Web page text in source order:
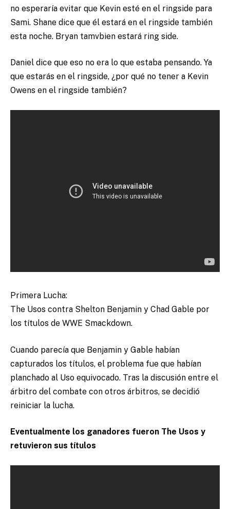
no esperaría evitar que Kevin esté en el ringside para
Sami. Shane dice que él estará en el ringside también
esta noche. Bryan tamvbien estará ring side.
Daniel dice que eso no era lo que estaba pensando. Ya
que estarás en el ringside, ¿por qué no tener a Kevin
Owens en el ringside también?
Primera Lucha:
The Usos contra Shelton Benjamin y Chad Gable por
los títulos de WWE Smackdown.
Cuando parecía que Benjamin y Gable habían
capturados los títulos, el problema fue que habían
planchado al Uso equivocado. Tras la discusión entre el
árbitro del combate con otros árbitros, se decidió
reiniciar la lucha.
Eventualmente los ganadores fueron The Usos y
retuvieron sus títulos